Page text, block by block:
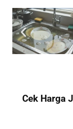
Cek Harga